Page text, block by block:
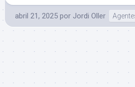
abril 21, 2025 por Jordi Oller